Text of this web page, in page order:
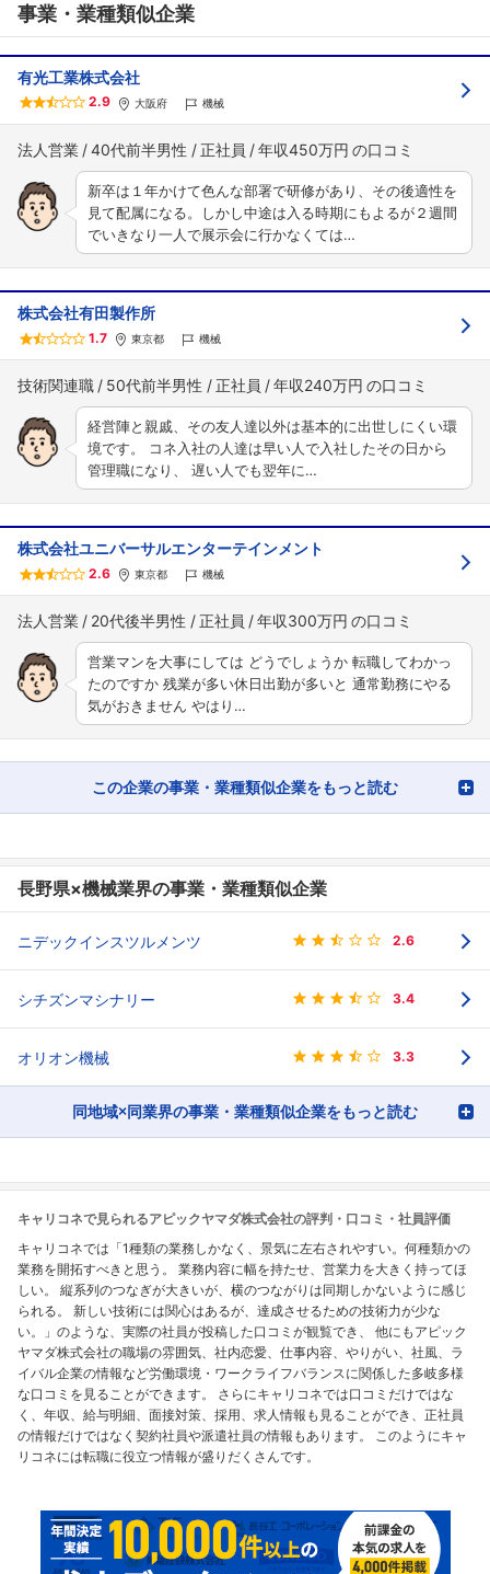
事業・業種類似企業
有光工業株式会社
2.9 大阪府 機械
法人営業 40代前半男性 正社員 年収450万円
新卒は１年かけて色んな部署で研修があり、その後適性を
見て配属になる。しかし中途は入る時期にもよるが２週間
でいきなり一人で展示会に行かなくては…
株式会社有田製作所
1.7 東京都 機械
技術関連職 50代前半男性 正社員 年収240万円
経営陣と親戚、その友人達以外は基本的に出世しにくい環
境です。 コネ入社の人達は早い人で入社したその日から
管理職になり、 遅い人でも翌年に…
株式会社ユニバーサルエンターテインメント
2.6 東京都 機械
法人営業 20代後半男性 正社員 年収300万円
営業マンを大事にしては どうでしょうか 転職してわかっ
たのですか 残業が多い休日出勤が多いと 通常勤務にやる
気がおきません やはり…
この企業の事業・業種類似企業をもっと読む
長野県×機械業界の事業・業種類似企業
ニデックインスツルメンツ 2.6
シチズンマシナリー 3.4
オリオン機械 3.3
同地域×同業界の事業・業種類似企業をもっと読む
キャリコネで見られるアピックヤマダ株式会社の評判・口コミ・社員評価
キャリコネでは「1種類の業務しかなく、景気に左右されやすい。何種類かの
業務を開拓すべきと思う。 業務内容に幅を持たせ、営業力を大きく持ってほ
しい。 縦系列のつなぎが大きいが、横のつながりは同期しかないように感じ
られる。 新しい技術には関心はあるが、達成させるための技術力が少な
い。」のような、実際の社員が投稿した口コミが観覧でき、 他にもアピック
ヤマダ株式会社の職場の雰囲気、社内恋愛、仕事内容、やりがい、社風、ラ
イバル企業の情報など労働環境・ワークライフバランスに関係した多岐多様
な口コミを見ることができます。 さらにキャリコネでは口コミだけではな
く、年収、給与明細、面接対策、採用、求人情報も見ることができ、正社員
の情報だけではなく契約社員や派遣社員の情報もあります。 このようにキャ
リコネには転職に役立つ情報が盛りだくさんです。